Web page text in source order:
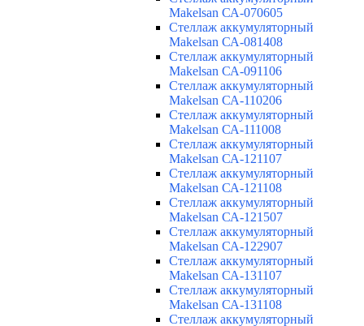
Makelsan СА-070605
Cтеллаж аккумуляторный
Makelsan СА-081408
Cтеллаж аккумуляторный
Makelsan СА-091106
Cтеллаж аккумуляторный
Makelsan СА-110206
Cтеллаж аккумуляторный
Makelsan СА-111008
Cтеллаж аккумуляторный
Makelsan СА-121107
Cтеллаж аккумуляторный
Makelsan СА-121108
Cтеллаж аккумуляторный
Makelsan СА-121507
Cтеллаж аккумуляторный
Makelsan СА-122907
Cтеллаж аккумуляторный
Makelsan СА-131107
Cтеллаж аккумуляторный
Makelsan СА-131108
Cтеллаж аккумуляторный